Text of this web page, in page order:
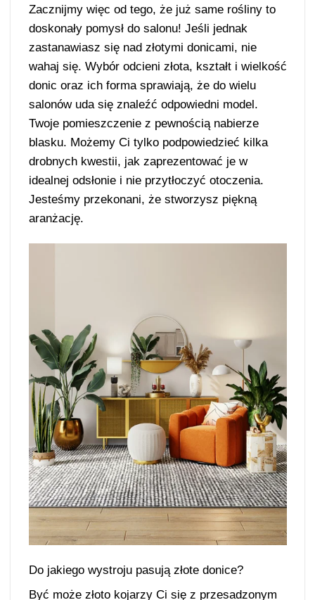
Zacznijmy więc od tego, że już same rośliny to
doskonały pomysł do salonu! Jeśli jednak
zastanawiasz się nad złotymi donicami, nie
wahaj się. Wybór odcieni złota, kształt i wielkość
donic oraz ich forma sprawiają, że do wielu
salonów uda się znaleźć odpowiedni model.
Twoje pomieszczenie z pewnością nabierze
blasku. Możemy Ci tylko podpowiedzieć kilka
drobnych kwestii, jak zaprezentować je w
idealnej odsłonie i nie przytłoczyć otoczenia.
Jesteśmy przekonani, że stworzysz piękną
aranżację.
Do jakiego wystroju pasują złote donice?
Być może złoto kojarzy Ci się z przesadzonym